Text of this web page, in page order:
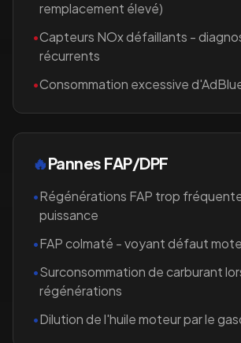
remplacement élevé)
•Capteurs NOx défaillants -
récurrents
•Consommation excessive
🔥Pannes FAP/DPF
•Régénérations FAP trop
puissance
•FAP colmaté - voyant défaut
•Surconsommation de carburant
régénérations
•Dilution de l'huile moteur par le